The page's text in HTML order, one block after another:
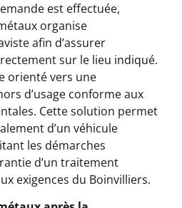
est effectuée,
organise
afin d’assurer
sur le lieu indiqué.
orienté vers une
d’usage conforme aux
Cette solution permet
d’un véhicule
les démarches
d’un traitement
exigences du Boinvilliers.